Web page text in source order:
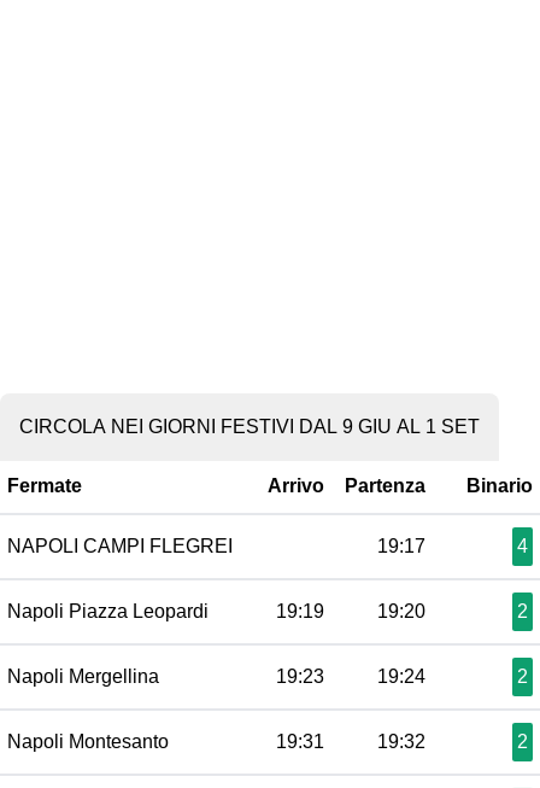
CIRCOLA NEI GIORNI FESTIVI DAL 9 GIU AL 1 SET
Fermate Arrivo Partenza Binario
NAPOLI CAMPI FLEGREI 19:17 4
Napoli Piazza Leopardi 19:19 19:20 2
Napoli Mergellina 19:23 19:24 2
Napoli Montesanto 19:31 19:32 2